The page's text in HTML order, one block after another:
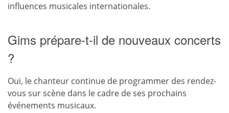
influences musicales internationales.
Gims prépare-t-il de nouveaux concerts
?
Oui, le chanteur continue de programmer des rendez-
vous sur scène dans le cadre de ses prochains
événements musicaux.